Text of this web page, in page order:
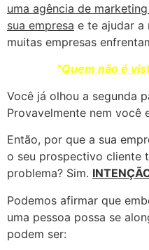
uma agência de
sua empresa e te ajudar a
muitas empresas
“Quem não é
Você já olhou a segunda
Provavelmente nem você
Então, por que a sua
o seu prospectivo cliente
problema? Sim.
Podemos afirmar que
uma pessoa possa se
podem ser: